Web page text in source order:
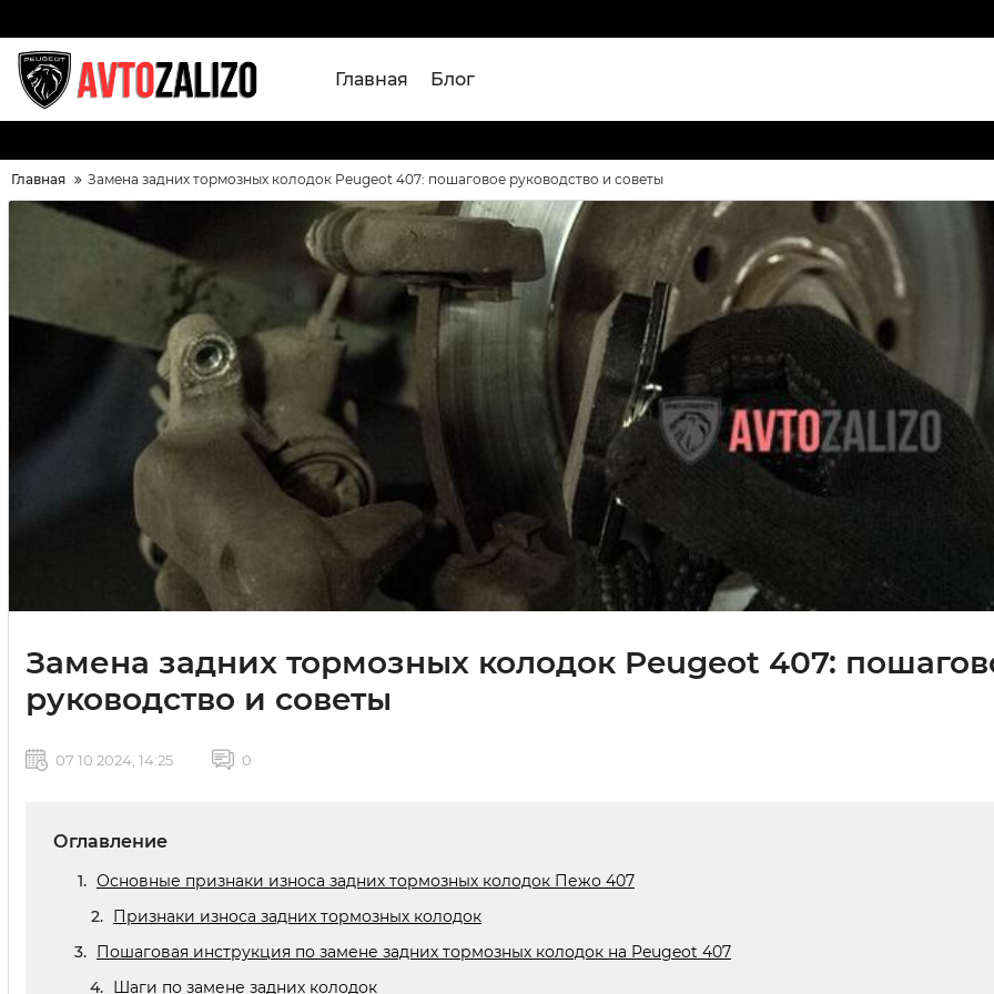
Главная Блог
Главная Замена задних тормозных колодок Peugeot 407: пошаговое руководство и советы
Замена задних тормозных колодок Peugeot 407:
руководство и советы
07 10 2024, 14:25 0
Оглавление
Основные признаки износа задних тормозных колодок Пежо 407
Признаки износа задних тормозных колодок
Пошаговая инструкция по замене задних тормозных колодок на Peugeot 407
Шаги по замене задних колодок